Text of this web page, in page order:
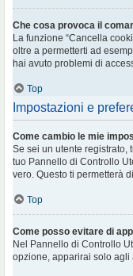
Che cosa provoca il
La funzione “Cancella
oltre a permetterti ad
hai avuto problemi di
Top
Impostazioni e
Come cambio le mie
Se sei un utente registrato,
tuo Pannello di Controllo
vero. Questo ti permetterà
Top
Come posso evitare di
Nel Pannello di Controllo
opzione, apparirai solo agli